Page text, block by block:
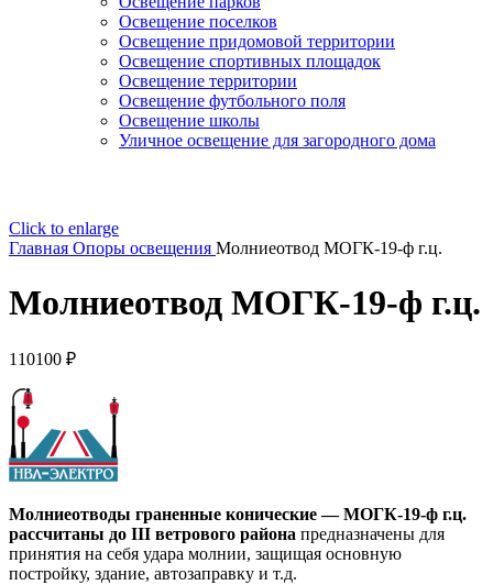
Освещение поселков
Освещение придомовой территории
Освещение спортивных площадок
Освещение территории
Освещение футбольного поля
Освещение школы
Уличное освещение для загородного дома
Click to enlarge
Главная Опоры освещения Молниеотвод МОГК-19-ф г.ц.
Молниеотвод МОГК-19-ф г.ц.
110100 ₽
Молниеотводы граненные конические — МОГК-19-ф г.ц.
рассчитаны до III ветрового района предназначены для
принятия на себя удара молнии, защищая основную
постройку, здание, автозаправку и т.д.